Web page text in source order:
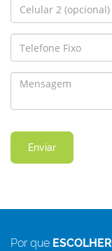
Por que ESCOLHER